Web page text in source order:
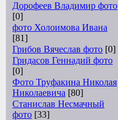
Дорофеев Владимир фото
[0]
фото Холоимова Ивана
[81]
Грибов Вячеслав фото [0]
Гридасов Геннадий фото
[0]
Фото Труфакина Николая
Николаевича [80]
Станислав Несмачный
фото [33]